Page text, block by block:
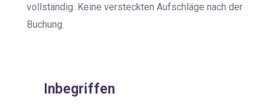
vollständig. Keine versteckten Aufschläge nach der
Buchung.
Inbegriffen